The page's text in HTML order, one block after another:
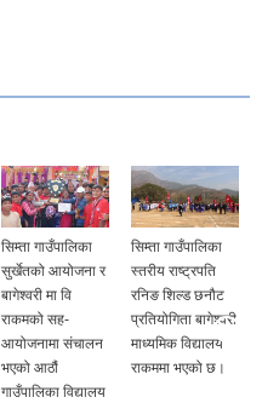
सिम्ता गाउँपालिका
सुर्खेतको आयोजना र
बागेश्वरी मा वि
राकमको सह-
आयोजनामा संचालन
भएको आठौं
गाउँपालिका विद्यालय
सिम्ता गाउँपालिका
स्तरीय राष्ट्रपति
रनिङ शिल्ड छनौट
प्रतियोगिता बागेश्वरी
माध्यमिक विद्यालय
राकममा भएको छ।